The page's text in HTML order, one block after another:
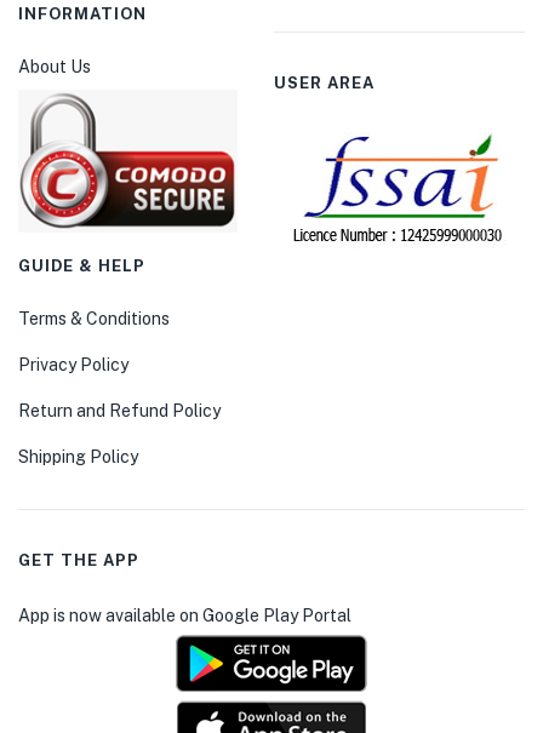
INFORMATION
About Us
USER AREA
GUIDE & HELP
Terms & Conditions
Privacy Policy
Return and Refund Policy
Shipping Policy
GET THE APP
App is now available on Google Play Portal